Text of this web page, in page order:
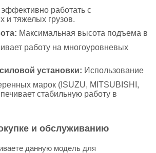
работать с
и тяжелых грузов.
Максимальная высота подъема в
работу на многоуровневых
установки: Использование
марок (ISUZU, MITSUBISHI,
стабильную работу в
и обслуживанию
данную модель для